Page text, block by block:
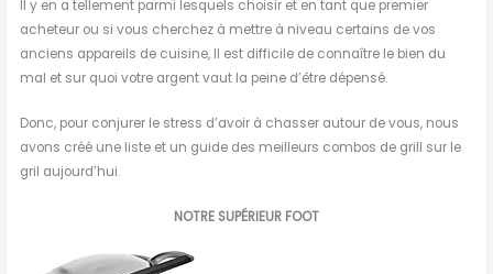
Il y en a tellement parmi lesquels choisir et en tant que premier
acheteur ou si vous cherchez à mettre à niveau certains de vos
anciens appareils de cuisine, Il est difficile de connaître le bien du
mal et sur quoi votre argent vaut la peine d’être dépensé.
Donc, pour conjurer le stress d’avoir à chasser autour de vous, nous
avons créé une liste et un guide des meilleurs combos de grill sur le
gril aujourd’hui.
NOTRE SUPÉRIEUR FOOT